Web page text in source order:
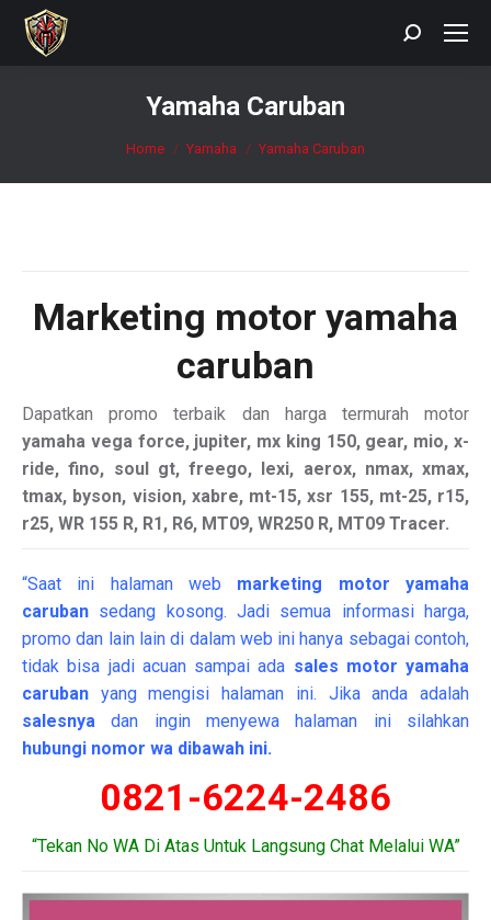
Search:
Yamaha Caruban
You are here:
Home Yamaha Yamaha Caruban
Marketing motor yamaha
caruban
Dapatkan promo terbaik dan harga termurah motor
yamaha vega force, jupiter, mx king 150, gear, mio, x-
ride, fino, soul gt, freego, lexi, aerox, nmax, xmax,
tmax, byson, vision, xabre, mt-15, xsr 155, mt-25, r15,
r25, WR 155 R, R1, R6, MT09, WR250 R, MT09 Tracer.
“Saat ini halaman web marketing motor
yamaha
caruban sedang kosong. Jadi semua informasi harga,
promo dan lain lain di dalam web ini hanya sebagai contoh,
tidak bisa jadi acuan sampai ada sales motor yamaha
caruban yang mengisi halaman ini. Jika anda adalah
salesnya dan ingin menyewa halaman ini silahkan
hubungi nomor wa dibawah ini.
0821-6224-2486
“Tekan No WA Di Atas Untuk Langsung Chat Melalui WA”